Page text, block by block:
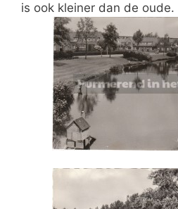
is ook kleiner dan de oude.